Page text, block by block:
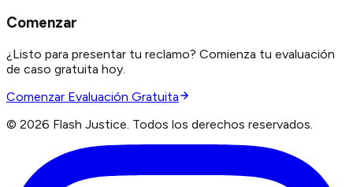
Comenzar
¿Listo para presentar tu reclamo? Comienza tu evaluación
de caso gratuita hoy.
Comenzar Evaluación Gratuita
© 2026 Flash Justice. Todos los derechos reservados.